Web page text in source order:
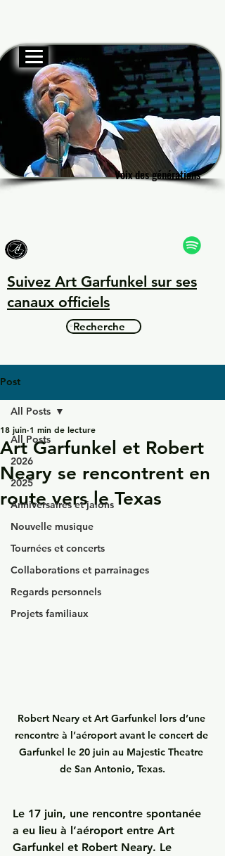
Voix des générations
Voix des générations
Site officiel
Recherche
Suivez Art Garfunkel sur ses
canaux officiels
Post
All Posts
2026
2025
Anniversaires et jalons
Nouvelle musique
Tournées et concerts
Collaborations et parrainages
Regards personnels
Projets familiaux
All Posts
Art Garfunkel et Robert
Neary se rencontrent en
route vers le Texas
18 juin 1 min de lecture
Robert Neary et Art Garfunkel lors d’une
rencontre à l’aéroport avant le concert de
Garfunkel le 20 juin au Majestic Theatre
de San Antonio, Texas.
Le 17 juin, une rencontre spontanée
a eu lieu à l’aéroport entre Art
Garfunkel et Robert Neary. Le